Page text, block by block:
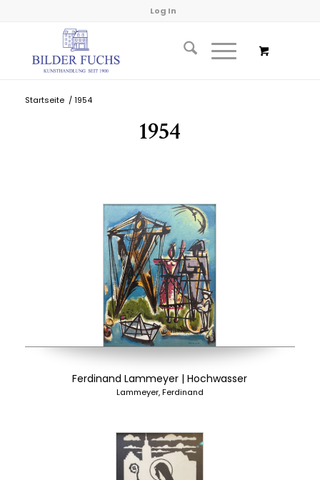
Log In
Startseite / 1954
1954
Ferdinand Lammeyer | Hochwasser
Lammeyer, Ferdinand